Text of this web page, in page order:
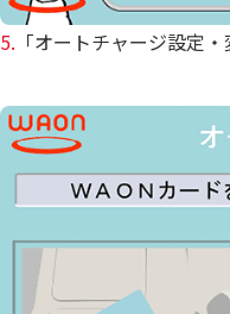
5. 「オートチャージ設定